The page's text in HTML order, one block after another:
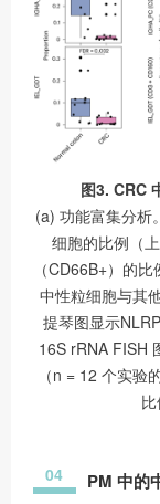
图3. CRC
(a) 功能富集分析
细胞的比例（
（CD66B+）的
中性粒细胞与其
提琴图显示
16S rRNA FISH
（n = 12 个实
04 PM 中的